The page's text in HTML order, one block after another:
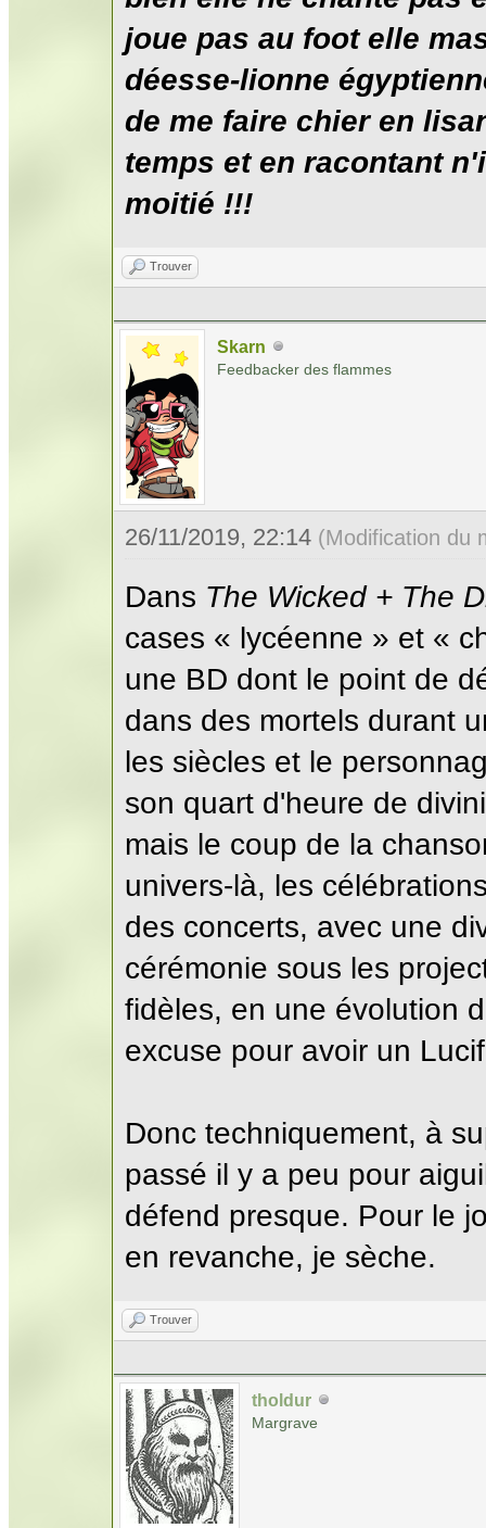
joue pas au foot elle
déesse-lionne
de me faire chier en
temps et en racontant
moitié !!!
Trouver
Skarn
Feedbacker des flammes
26/11/2019, 22:14 (Modification du
Dans The Wicked + The
cases « lycéenne » et «
une BD dont le point de
dans des mortels durant
les siècles et le
son quart d'heure de
mais le coup de la
univers-là, les
des concerts, avec une
cérémonie sous les
fidèles, en une évolution
excuse pour avoir un
Donc techniquement, à
passé il y a peu pour
défend presque. Pour le
en revanche, je sèche.
Trouver
tholdur
Margrave